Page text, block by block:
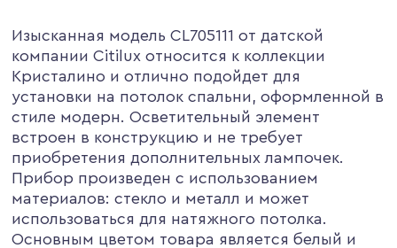
Изысканная модель CL705111 от датской
компании Citilux относится к коллекции
Кристалино и отлично подойдет для
установки на потолок спальни, оформленной в
стиле модерн. Осветительный элемент
встроен в конструкцию и не требует
приобретения дополнительных лампочек.
Прибор произведен с использованием
материалов: стекло и металл и может
использоваться для натяжного потолка.
Основным цветом товара является белый и